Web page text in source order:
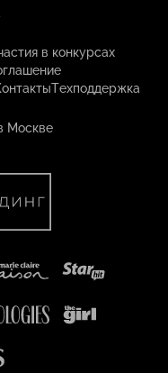
в конкурсах
Техподдержка
Москве